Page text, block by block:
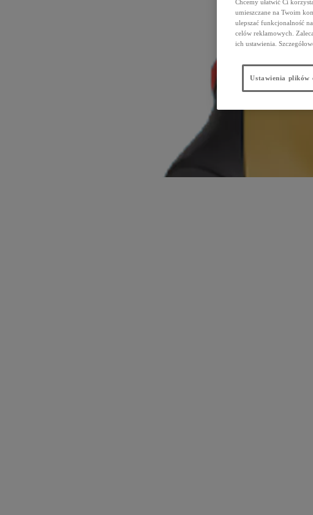
Chcemy ułatwić Ci
umieszczane na Twoim
ulepszać funkcjonalność
celów reklamowych.
ich ustawienia.
Ustawienia plików